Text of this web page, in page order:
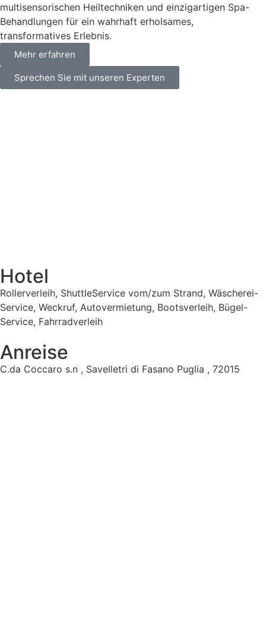
multisensorischen Heiltechniken und einzigartigen Spa-
Behandlungen für ein wahrhaft erholsames,
transformatives Erlebnis.
Mehr erfahren
Sprechen Sie mit unseren Experten
Hotel
Rollerverleih, ShuttleService vom/zum Strand, Wäscherei-
Service, Weckruf, Autovermietung, Bootsverleih, Bügel-
Service, Fahrradverleih
Anreise
C.da Coccaro s.n , Savelletri di Fasano Puglia , 72015